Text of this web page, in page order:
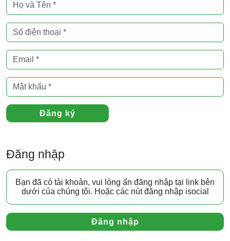
Đăng ký
Đăng nhập
Bạn đã có tài khoản, vui lòng ấn đăng nhập tại link bên
dưới của chúng tôi. Hoặc các nút đăng nhập isocial
Đăng nhập